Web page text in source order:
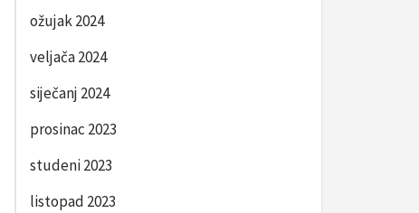
ožujak 2024
veljača 2024
siječanj 2024
prosinac 2023
studeni 2023
listopad 2023